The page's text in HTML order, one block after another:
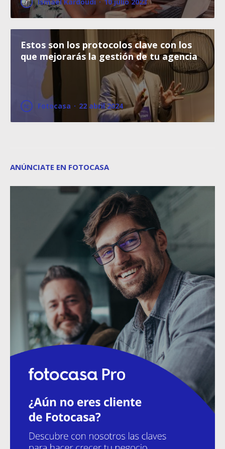
Estos son los protocolos clave con los
que mejorarás la gestión de tu agencia
Fotocasa · 22 abril 2024
ANÚNCIATE EN FOTOCASA